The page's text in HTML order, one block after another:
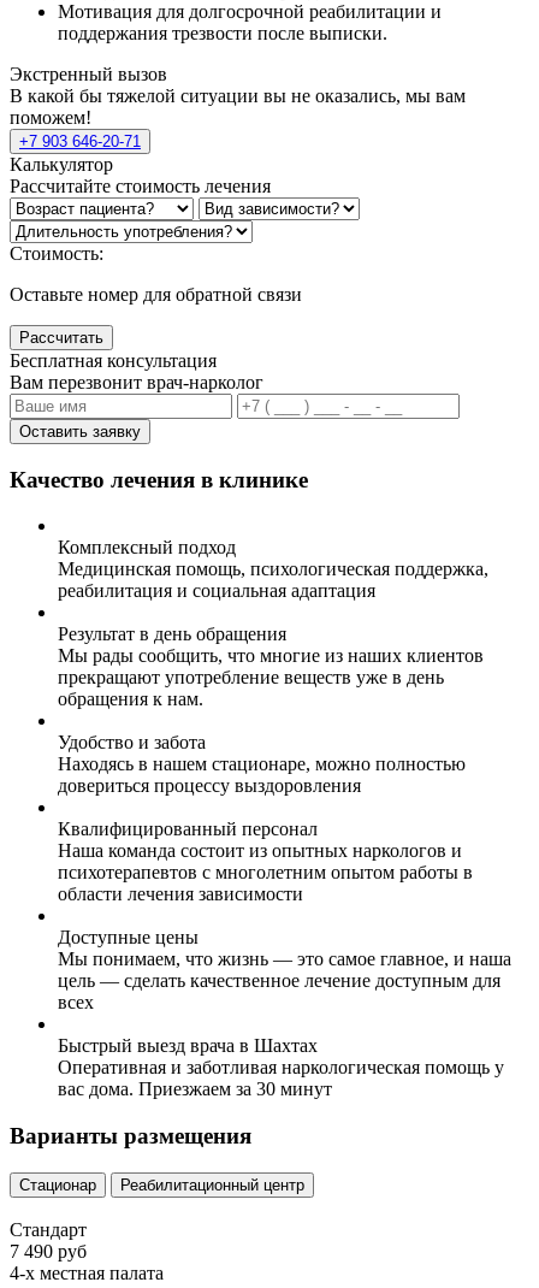
Мотивация для долгосрочной реабилитации и
поддержания трезвости после выписки.
Экстренный вызов
В какой бы тяжелой ситуации вы не оказались, мы вам
поможем!
+7 903 646-20-71
Калькулятор
Рассчитайте стоимость лечения
Стоимость:
Оставьте номер для обратной связи
Рассчитать
Бесплатная консультация
Вам перезвонит врач-нарколог
Оставить заявку
Качество лечения в клинике
Комплексный подход
Медицинская помощь, психологическая поддержка,
реабилитация и социальная адаптация
Результат в день обращения
Мы рады сообщить, что многие из наших клиентов
прекращают употребление веществ уже в день
обращения к нам.
Удобство и забота
Находясь в нашем стационаре, можно полностью
довериться процессу выздоровления
Квалифицированный персонал
Наша команда состоит из опытных наркологов и
психотерапевтов с многолетним опытом работы в
области лечения зависимости
Доступные цены
Мы понимаем, что жизнь — это самое главное, и наша
цель — сделать качественное лечение доступным для
всех
Быстрый выезд врача в Шахтах
Оперативная и заботливая наркологическая помощь у
вас дома. Приезжаем за 30 минут
Варианты размещения
Стационар Реабилитационный центр
Стандарт
7 490 руб
4-х местная палата